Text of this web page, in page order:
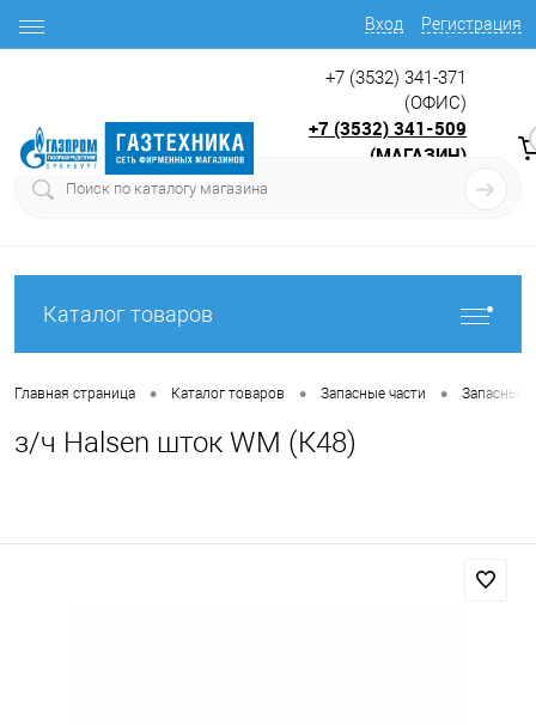
Вход Регистрация
+7 (3532) 341-371
(ОФИС)
+7 (3532) 341-509
(МАГАЗИН)
Каталог товаров
Главная страница • Каталог товаров • Запасные части • Запасные
з/ч Halsen шток WM (К48)